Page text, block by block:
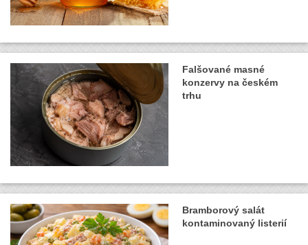
Falšované masné
konzervy na českém
trhu
Bramborový salát
kontaminovaný listerií